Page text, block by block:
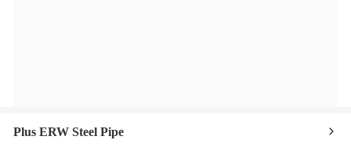
Plus ERW Steel Pipe